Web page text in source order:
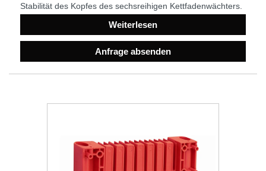
Stabilität des Kopfes des sechsreihigen Kettfadenwächters.
Weiterlesen
Anfrage absenden